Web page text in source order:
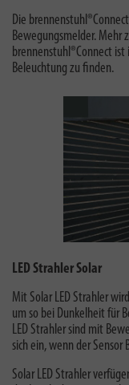
Die
Bewegungsmelder. Mehr
brennenstuhl®Connect
Beleuchtung zu finden.
LED Strahler Solar
Mit Solar LED Strahler
um so bei Dunkelheit für
LED Strahler sind mit
sich ein, wenn der
Solar LED Strahler